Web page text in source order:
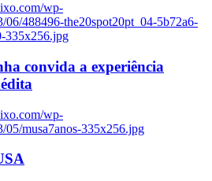
wp-
06/488496-the20spot20pt_04-5b72a6-
335x256.jpg
convida a experiência
wp-
05/musa7anos-335x256.jpg